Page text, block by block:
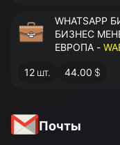
WHATSAPP
БИЗНЕС
ЕВРОПА -
ПРИВЯЗКЕ
12 шт. 44.00 $
Почты